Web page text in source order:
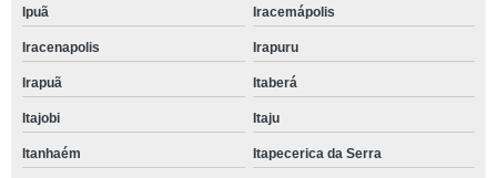
Ipuã Iracemápolis
Iracenapolis Irapuru
Irapuã Itaberá
Itajobi Itaju
Itanhaém Itapecerica da Serra